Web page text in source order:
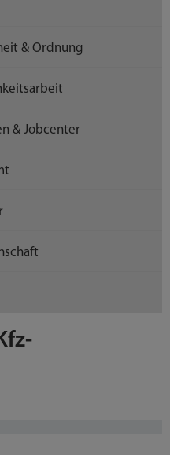
& Ordnung
& Jobcenter